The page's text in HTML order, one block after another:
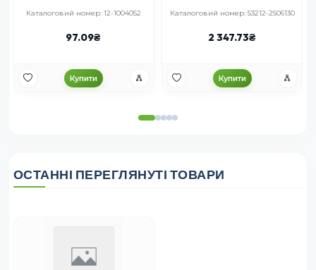
Каталоговий номер: 12-1004052
97.09
Купити
Каталоговий номер: 53212-2506130
2 347.73
Купити
ОСТАННІ ПЕРЕГЛЯНУТІ ТОВАРИ